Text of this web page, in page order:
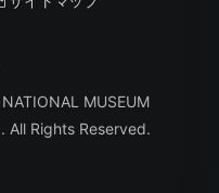
MUSEUM
All Rights Reserved.